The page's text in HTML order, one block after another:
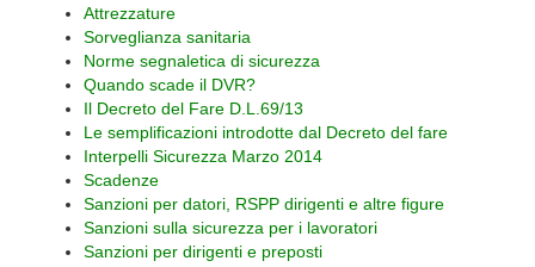
Attrezzature
Sorveglianza sanitaria
Norme segnaletica di sicurezza
Quando scade il DVR?
Il Decreto del Fare D.L.69/13
Le semplificazioni introdotte dal Decreto del fare
Interpelli Sicurezza Marzo 2014
Scadenze
Sanzioni per datori, RSPP dirigenti e altre figure
Sanzioni sulla sicurezza per i lavoratori
Sanzioni per dirigenti e preposti